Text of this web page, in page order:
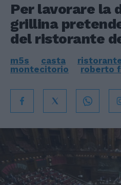
Per lavorare la
grillina
del ristorante
m5s casta
montecitorio
roberto